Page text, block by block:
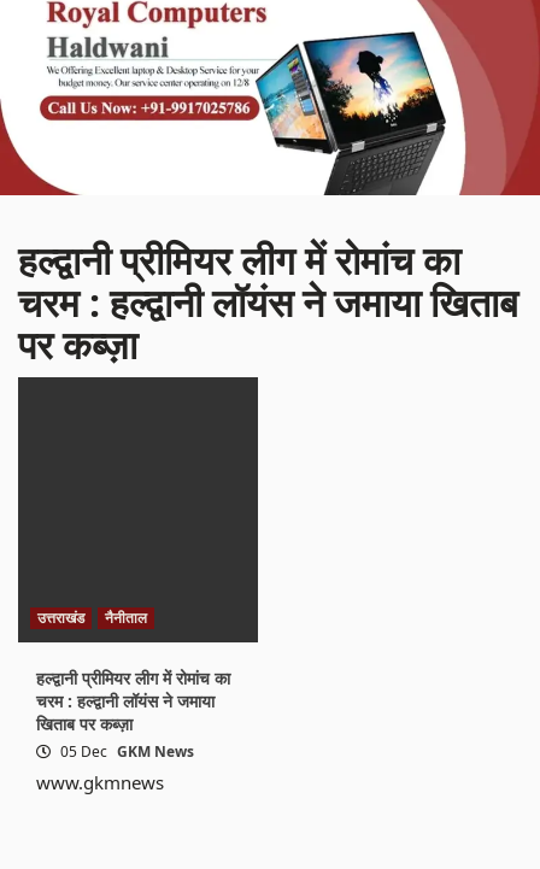
हल्द्वानी प्रीमियर लीग में रोमांच का
चरम : हल्द्वानी लॉयंस ने जमाया खिताब
पर कब्ज़ा
उत्तराखंड नैनीताल
हल्द्वानी प्रीमियर लीग में रोमांच का
चरम : हल्द्वानी लॉयंस ने जमाया
खिताब पर कब्ज़ा
05 Dec GKM News
www.gkmnews